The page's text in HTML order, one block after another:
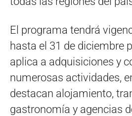
El programa tendrá
hasta el 31 de diciembre
aplica a adquisiciones y
numerosas actividades,
destacan alojamiento,
gastronomía y agencias